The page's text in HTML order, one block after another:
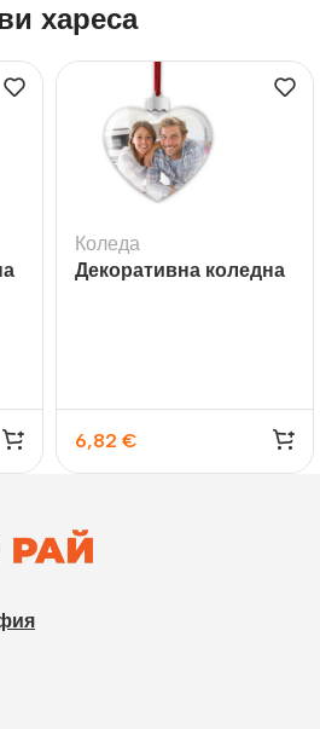
хареса
Коледа
Декоративна коледна
6,82 €